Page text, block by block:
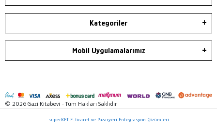
Kategoriler
Mobil Uygulamalarımız
© 2026 Gazi Kitabevi - Tüm Hakları Saklıdır
superKET E-ticaret ve Pazaryeri Entegrasyon Çözümleri